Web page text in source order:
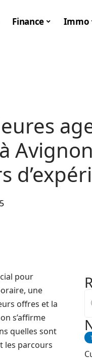
Finance Immo
pour
une
offres et la
s’affirme
quelles sont
les parcours